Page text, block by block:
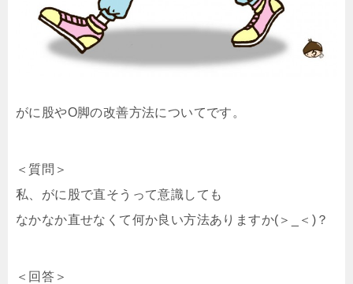
がに股やO脚の改善方法についてです。
＜質問＞
私、がに股で直そうって意識しても
なかなか直せなくて何か良い方法ありますか(＞_＜)？
＜回答＞